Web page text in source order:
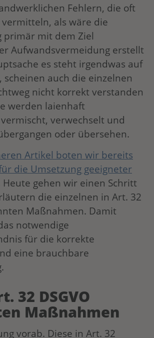
Fehlern, die oft
als wäre die
primär mit dem Ziel
Aufwandsvermeidung erstellt
es steht irgendwas auf
scheinen auch die einzelnen
nicht korrekt verstanden
werden laienhaft
verwechselt und
oder übersehen.
Artikel boten wir bereits
die Umsetzung geeigneter
Heute gehen wir einen Schritt
die einzelnen in Art. 32
Maßnahmen. Damit
notwendige
für die korrekte
eine brauchbare
32 DSGVO
Maßnahmen
vorab. Diese in Art. 32